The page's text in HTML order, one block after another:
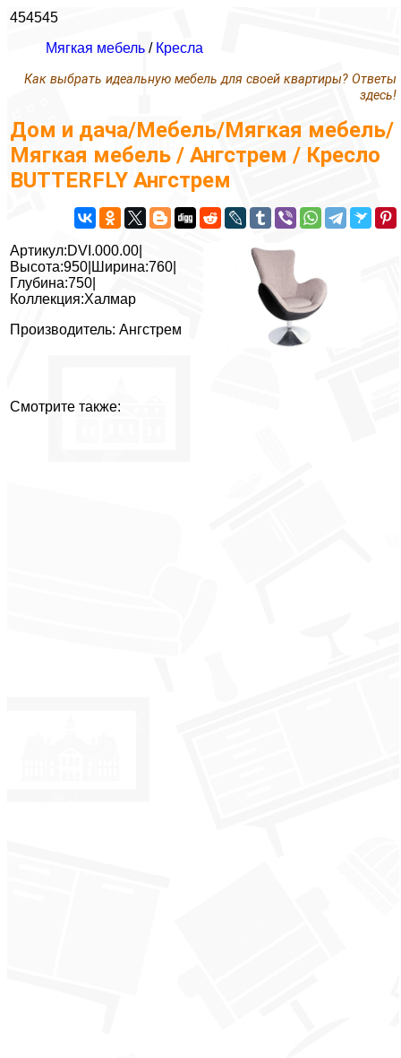
454545
Мягкая мебель / Кресла
Как выбрать идеальную мебель для своей квартиры? Ответы
здесь!
Дом и дача/Мебель/Мягкая мебель/
Мягкая мебель / Ангстрем / Кресло
BUTTERFLY Ангстрем
Артикул:DVI.000.00|
Высота:950|Ширина:760|
Глубина:750|
Коллекция:Халмар
Производитель: Ангстрем
Смотрите также: